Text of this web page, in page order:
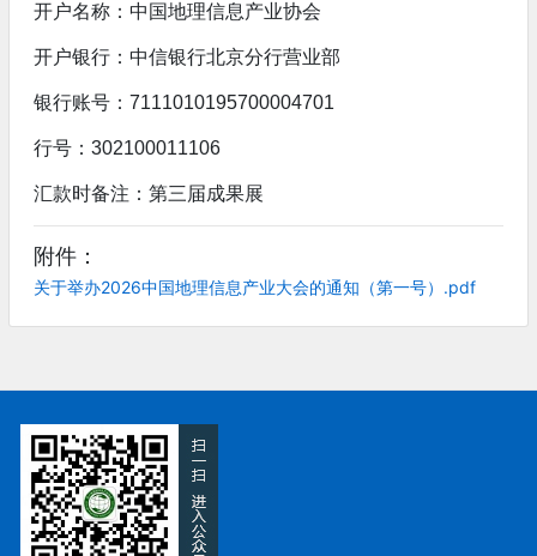
开户名称：中国地理信息产业协会
开户银行：中信银行北京分行营业部
银行账号：7111010195700004701
行号：302100011106
汇款时备注：第三届成果展
附件：
关于举办2026中国地理信息产业大会的通知（第一号）.pdf